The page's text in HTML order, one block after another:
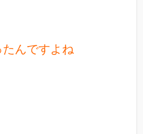
んですよね